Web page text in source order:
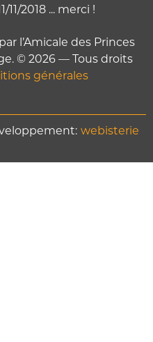
2018 ... merci !
l’Amicale des Princes
© 2026 — Tous droits
générales
webisterie